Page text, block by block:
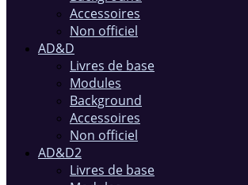
Accessoires
Non officiel
AD&D
Livres de base
Modules
Background
Accessoires
Non officiel
AD&D2
Livres de base